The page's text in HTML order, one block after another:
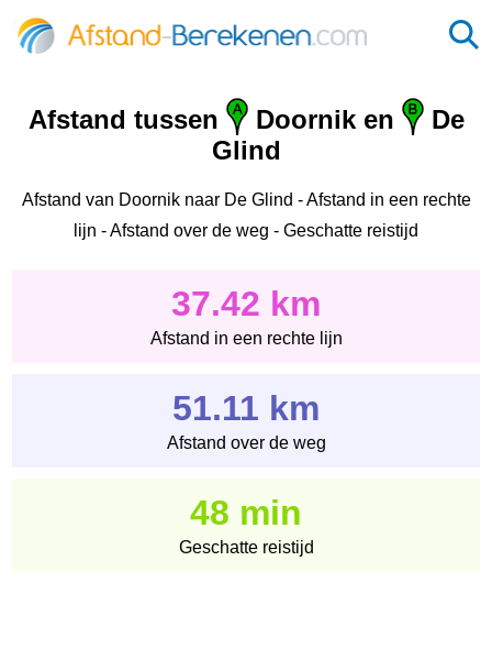
Afstand tussen Doornik en
De
Glind
Afstand van Doornik naar De Glind - Afstand in een rechte
lijn - Afstand over de weg - Geschatte reistijd
37.42 km
Afstand in een rechte lijn
51.11 km
Afstand over de weg
48 min
Geschatte reistijd